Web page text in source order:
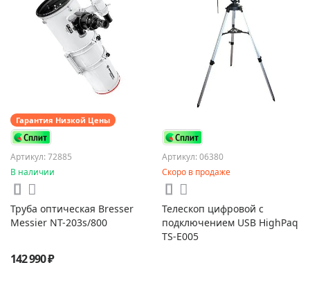
Гарантия Низкой Цены
Артикул: 72885
В наличии
Труба оптическая Bresser
Messier NT-203s/800
142 990 ₽
Артикул: 06380
Скоро в продаже
Телескоп цифровой с
подключением USB HighPaq
TS-E005